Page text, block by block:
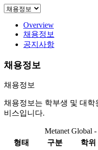
Overview
채용정보
공지사항
채용정보
채용정보
채용정보는 학부생 및 대
비스입니다.
Metanet Global -
형태
구분 학위